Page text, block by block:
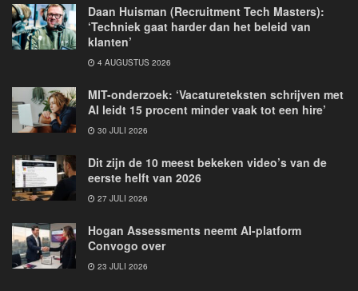
Daan Huisman (Recruitment Tech Masters):
‘Techniek gaat harder dan het beleid van
klanten’
4 AUGUSTUS 2026
MIT-onderzoek: ‘Vacatureteksten schrijven met
AI leidt 15 procent minder vaak tot een hire’
30 JULI 2026
Dit zijn de 10 meest bekeken video’s van de
eerste helft van 2026
27 JULI 2026
Hogan Assessments neemt AI-platform
Convogo over
23 JULI 2026